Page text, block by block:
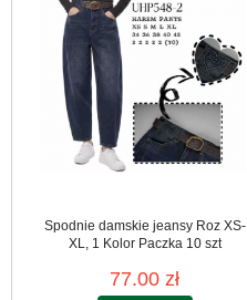
Spodnie damskie jeansy Roz XS-
XL, 1 Kolor Paczka 10 szt
77.00 zł